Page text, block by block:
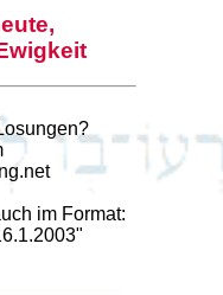
im Format:
"